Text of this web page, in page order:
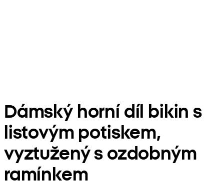
Dámský horní díl bikin s
listovým potiskem,
vyztužený s ozdobným
ramínkem